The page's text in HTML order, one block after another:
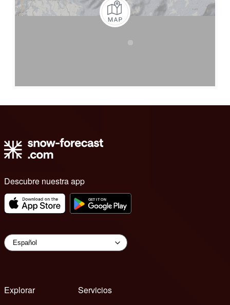
Descubre nuestra app
Explorar
Servicios